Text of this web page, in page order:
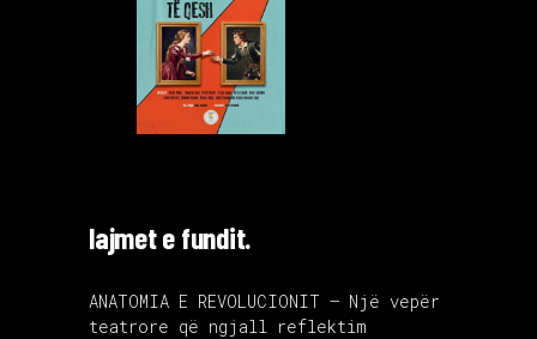
lajmet e fundit.
ANATOMIA E REVOLUCIONIT – Një vepër
teatrore që ngjall reflektim